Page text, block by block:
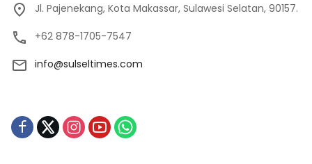
Jl. Pajenekang, Kota Makassar, Sulawesi Selatan, 90157.
+62 878-1705-7547
info@sulseltimes.com